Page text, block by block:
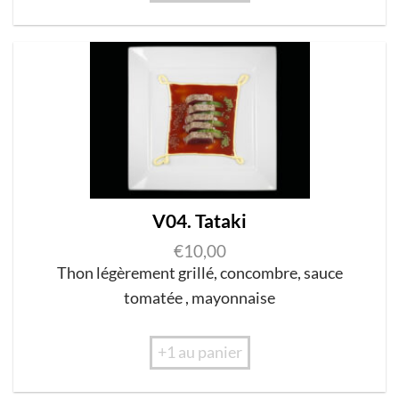
V04. Tataki
€10,00
Thon légèrement grillé,concombre,sauce
tomatée, mayonnaise
+1 au panier